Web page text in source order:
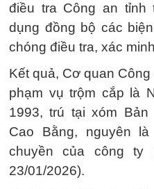
điều tra Công an
dụng đồng bộ các
chóng điều tra, xác
Kết quả, Cơ quan
phạm vụ trộm cắp là
1993, trú tại xóm
Cao Bằng, nguyên
chuyền của công ty
23/01/2026).